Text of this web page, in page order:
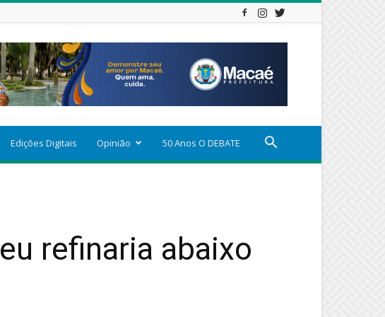
Edições Digitais Opinião 50 Anos O DEBATE
refinaria abaixo